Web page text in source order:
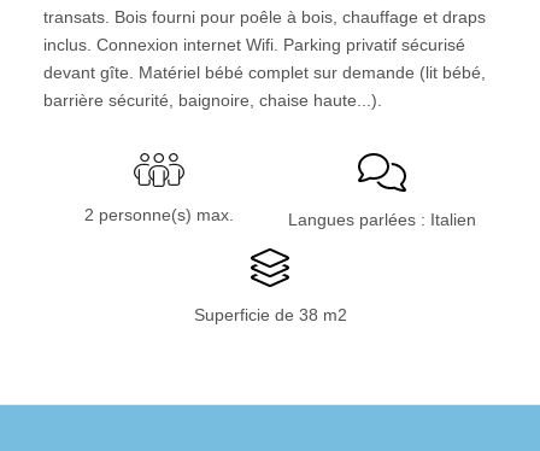
transats. Bois fourni pour poêle à bois, chauffage et draps
inclus. Connexion internet Wifi. Parking privatif sécurisé
devant gîte. Matériel bébé complet sur demande (lit bébé,
barrière sécurité, baignoire, chaise haute...).
2 personne(s) max. Langues parlées : Italien
Superficie de 38 m2